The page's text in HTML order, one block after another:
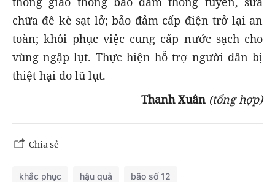
chữa đê kè sạt lở; bảo đảm cấp điện trở lại an
toàn; khôi phục việc cung cấp nước sạch cho
vùng ngập lụt. Thực hiện hỗ trợ người dân bị
thiệt hại do lũ lụt.
Thanh Xuân (tổng hợp)
Chia sẻ
khắc phục hậu quả bão số 12